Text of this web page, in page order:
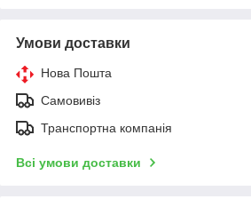
Умови доставки
Нова Пошта
Самовивіз
Транспортна компанія
Всі умови доставки